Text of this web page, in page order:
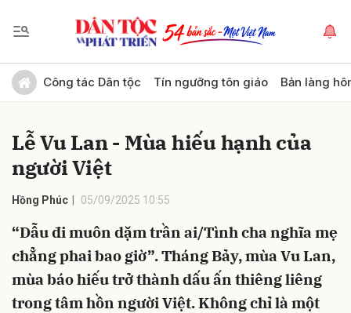
Công tác Dân tộc Tín ngưỡng tôn giáo Bản làng
Lễ Vu Lan - Mùa hiếu hạnh của
người Việt
Hồng Phúc 05/09/2025 10:55
“Dẫu đi muôn dặm trần ai/Tình cha nghĩa mẹ
chẳng phai bao giờ”. Tháng Bảy, mùa Vu Lan,
mùa báo hiếu trở thành dấu ấn thiêng liêng
trong tâm hồn người Việt. Không chỉ là một
Gửi bình luận
Hủy Gửi